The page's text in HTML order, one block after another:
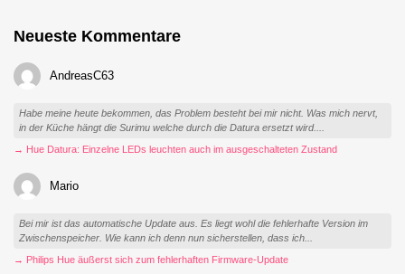
Neueste Kommentare
AndreasC63
Habe meine heute bekommen, das Problem besteht bei mir nicht. Was mich nervt,
in der Küche hängt die Surimu welche durch die Datura ersetzt wird....
→ Hue Datura: Einzelne LEDs leuchten auch im ausgeschalteten Zustand
Mario
Bei mir ist das automatische Update aus. Es liegt wohl die fehlerhafte Version im
Zwischenspeicher. Wie kann ich denn nun sicherstellen, dass ich...
→ Philips Hue äußerst sich zum fehlerhaften Firmware-Update